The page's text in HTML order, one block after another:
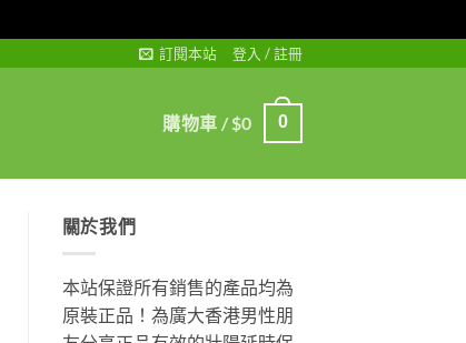
訂閱本站 登入 / 註冊
購物車 /$0 0
關於我們
本站保證所有銷售的產品均為
原裝正品！為廣大香港男性朋